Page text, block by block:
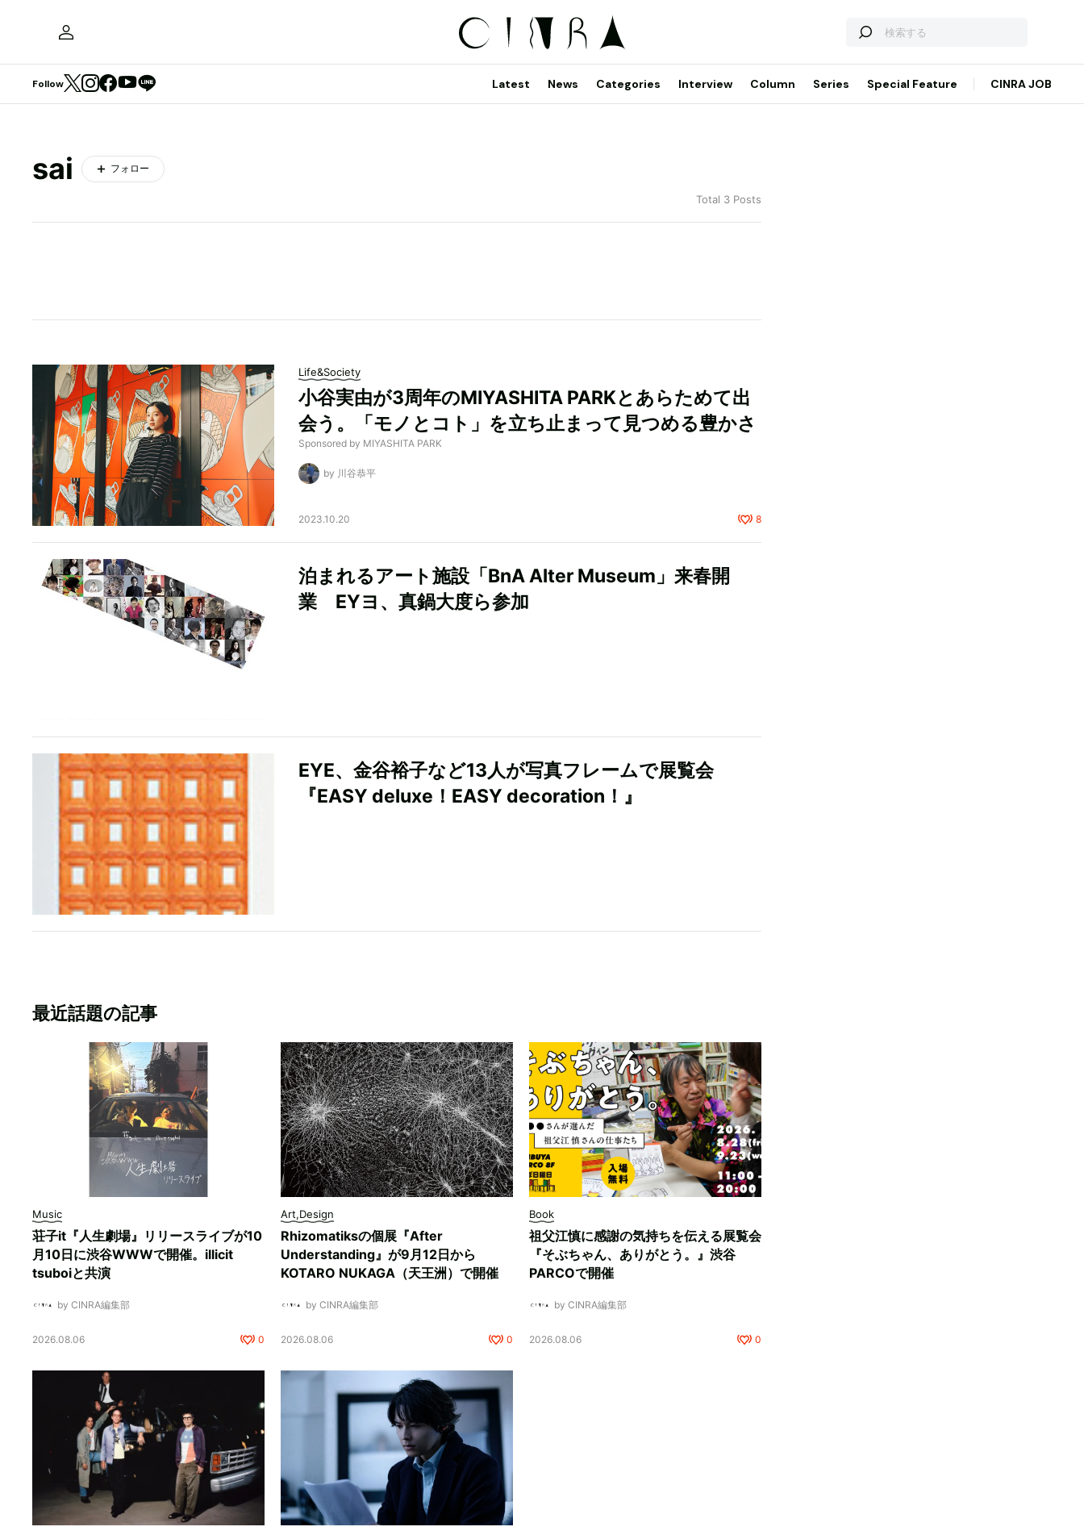
Follow Latest News Categories Interview Column Series Special Feature CINRA JOB
sai フォロー
Total 3 Posts
Life&Society
小谷実由が3周年のMIYASHITA PARKとあらためて出
会う。「モノとコト」を立ち止まって見つめる豊かさ
Sponsored by MIYASHITA PARK
by 川谷恭平
2023.10.20 8
泊まれるアート施設「BnA Alter Museum」来春開
業 EYヨ、真鍋大度ら参加
EYE、金谷裕子など13人が写真フレームで展覧会
『EASY deluxe！EASY decoration！』
最近話題の記事
Music
荘子it『人生劇場』リリースライブが10
月10日に渋谷WWWで開催。illicit
tsuboiと共演
by CINRA編集部
2026.08.06 0
Art,Design
Rhizomatiksの個展『After
Understanding』が9月12日から
KOTARO NUKAGA（天王洲）で開催
by CINRA編集部
2026.08.06 0
Book
祖父江慎に感謝の気持ちを伝える展覧会
『そぶちゃん、ありがとう。』渋谷
PARCOで開催
by CINRA編集部
2026.08.06 0